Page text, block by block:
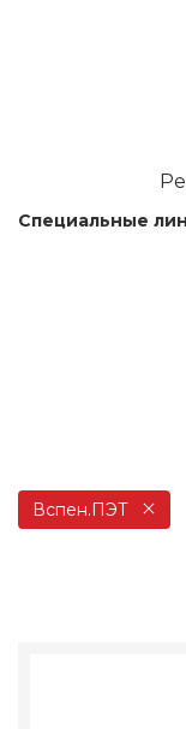
Специальные
Вспен.ПЭТ